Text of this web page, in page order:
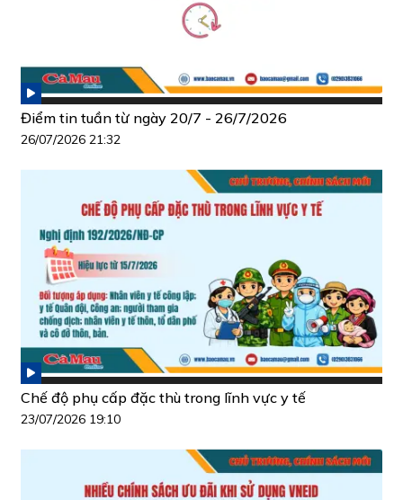
Điểm tin tuần từ ngày 20/7 - 26/7/2026
26/07/2026 21:32
Chế độ phụ cấp đặc thù trong lĩnh vực y tế
23/07/2026 19:10